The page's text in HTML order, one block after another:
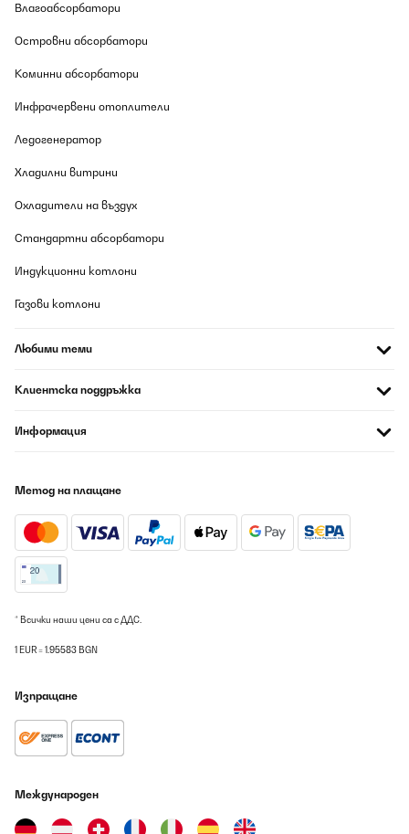
Влагоабсорбатори
Островни абсорбатори
Коминни абсорбатори
Инфрачервени отоплители
Ледогенератор
Хладилни витрини
Охладители на въздух
Стандартни абсорбатори
Индукционни котлони
Газови котлони
Любими теми
Клиентска поддръжка
Информация
Метод на плащане
* Всички наши цени са с ДДС.
1 EUR = 1.95583 BGN
Изпращане
Международен